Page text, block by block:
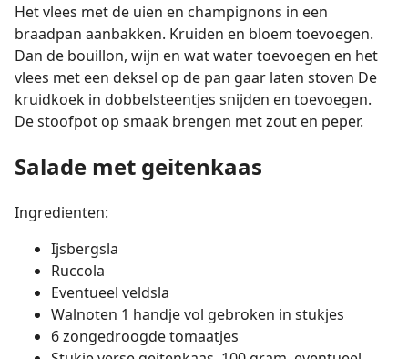
Het vlees met de uien en champignons in een
braadpan aanbakken. Kruiden en bloem toevoegen.
Dan de bouillon, wijn en wat water toevoegen en het
vlees met een deksel op de pan gaar laten stoven De
kruidkoek in dobbelsteentjes snijden en toevoegen.
De stoofpot op smaak brengen met zout en peper.
Salade met geitenkaas
Ingredienten:
Ijsbergsla
Ruccola
Eventueel veldsla
Walnoten 1 handje vol gebroken in stukjes
6 zongedroogde tomaatjes